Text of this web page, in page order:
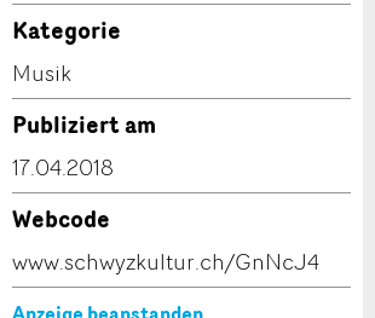
Kategorie
Musik
Publiziert am
17.04.2018
Webcode
www.schwyzkultur.ch/GnNcJ4